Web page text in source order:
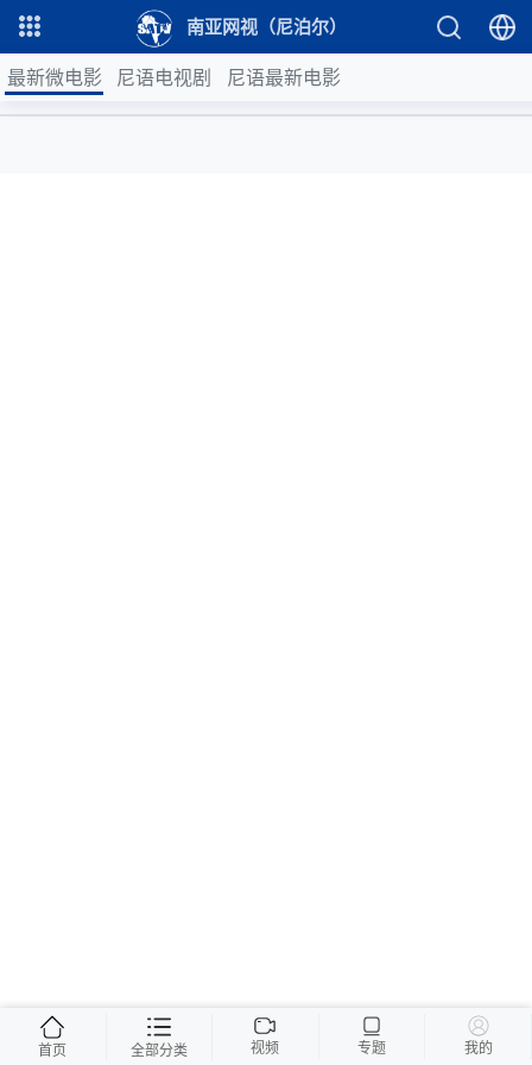
南亚网视（尼泊尔）
最新微电影 尼语电视剧 尼语最新电影
首页 全部分类 视频 专题 我的